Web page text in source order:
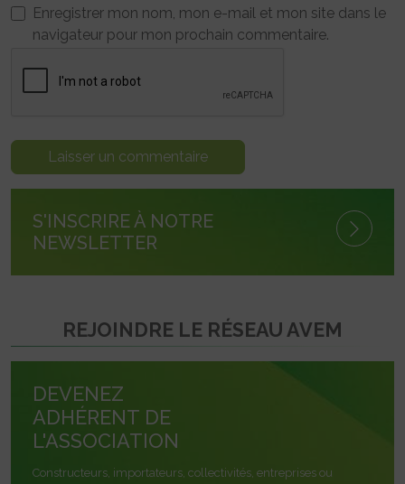
Enregistrer mon nom, mon e-mail et mon site dans le
navigateur pour mon prochain commentaire.
S'INSCRIRE À NOTRE
NEWSLETTER
REJOINDRE LE RÉSEAU AVEM
DEVENEZ
ADHÉRENT DE
L'ASSOCIATION
Constructeurs, importateurs, collectivités, entreprises ou